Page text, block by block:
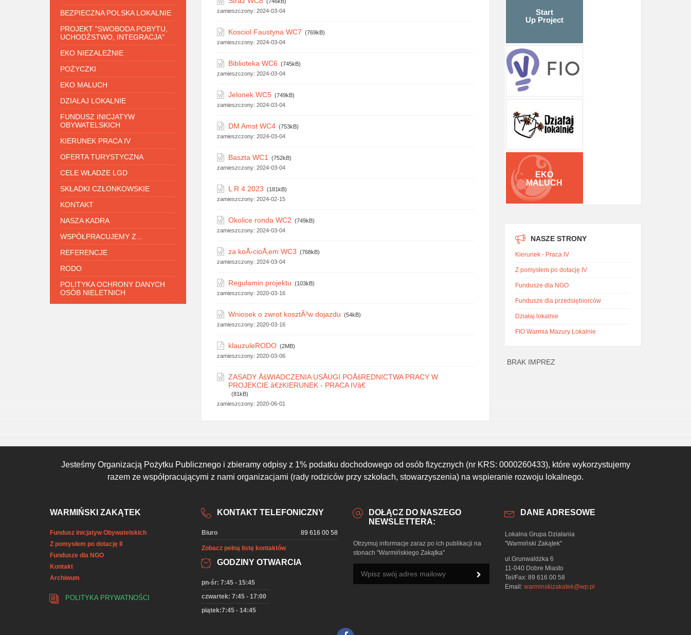
zamieszczony:2024-03-04
Kosciol Faustyna WC7 (769kB)
zamieszczony:2024-03-04
Biblioteka WC6 (745kB)
zamieszczony:2024-03-04
Jelonek WC5 (749kB)
zamieszczony:2024-03-04
DM Amst WC4 (753kB)
zamieszczony:2024-03-04
Baszta WC1
(752kB)
zamieszczony:2024-03-04
L R 4 2023 (181kB)
zamieszczony:2024-02-15
Okolice ronda WC2 (749kB)
zamieszczony:2024-03-04
za koÅ›cioÅ‚em WC3 (768kB)
zamieszczony:2024-03-04
Regulamin projektu (103kB)
zamieszczony:2020-03-16
Wniosek o zwrot kosztÃ³w dojazdu (54kB)
zamieszczony:2020-03-16
klauzuleRODO (2MB)
zamieszczony:2020-03-06
ZASADY ÅšWIADCZENIA USÅUGI POÅšREDNICTWA PRACY W
PROJEKCIE â€žKIERUNEK - PRACA IVâ€
(81kB)
zamieszczony:2020-06-01
BEZPIECZNA POLSKA LOKALNIE
PROJEKT "SWOBODA POBYTU,
UCHODŹSTWO, INTEGRACJA"
EKO NIEZALEŻNIE
POŻYCZKI
EKO MALUCH
DZIAŁAJ LOKALNIE
FUNDUSZ INICJATYW
OBYWATELSKICH
KIERUNEK PRACA IV
OFERTA TURYSTYCZNA
CELE WŁADZE LGD
SKŁADKI CZŁONKOWSKIE
KONTAKT
NASZA KADRA
WSPÓŁPRACUJEMY Z...
REFERENCJE
RODO
POLITYKA OCHRONY DANYCH
OSÓB NIELETNICH
Start
Up Project
EKO
MALUCH
NASZE STRONY
Kierunek - Praca IV
Z pomysłem po dotację IV
Fundusze dla NGO
Fundusze dla przedsiębiorców
Działaj lokalnie
FIO Warmia Mazury Lokalnie
BRAK IMPREZ
Jesteśmy Organizacją Pożytku Publicznego i zbieramy odpisy z 1% podatku dochodowego od osób fizycznych (nr KRS: 0000260433), które wykorzystujemy
razem ze współpracującymi z nami organizacjami (rady rodziców przy szkołach, stowarzyszenia) na wspieranie rozwoju lokalnego.
WARMIŃSKI ZAKĄTEK
Fundusz Inicjatyw Obywatelskich
Z pomysłem po dotację II
Fundusze dla NGO
Kontakt
Archiwum
POLITYKA PRYWATNOŚCI
KONTAKT TELEFONICZNY
Biuro 89 616 00 58
Zobacz pełną listę kontaktów
GODZINY OTWARCIA
pn-śr: 7:45 - 15:45
czwartek: 7:45 - 17:00
piątek:7:45 - 14:45
DOŁĄCZ DO NASZEGO
NEWSLETTERA:
Otrzymuj informacje zaraz po ich publikacji na
stonach "Warmińskiego Zakątka"
DANE ADRESOWE
Lokalna Grupa Działania
"Warmiński Zakątek"
ul.Grunwaldzka 6
11-040 Dobre Miasto
Tel/Fax: 89 616 00 58
Email: warminskizakatek@wp.pl